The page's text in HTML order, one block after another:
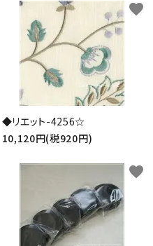
◆リエット-4256☆
10,120円(税920円)
favorite
favorite